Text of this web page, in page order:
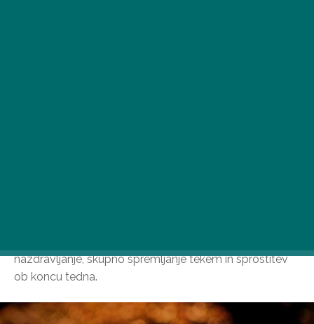
nazdravljanje, skupno spremljanje tekem in sprostitev
ob koncu tedna.